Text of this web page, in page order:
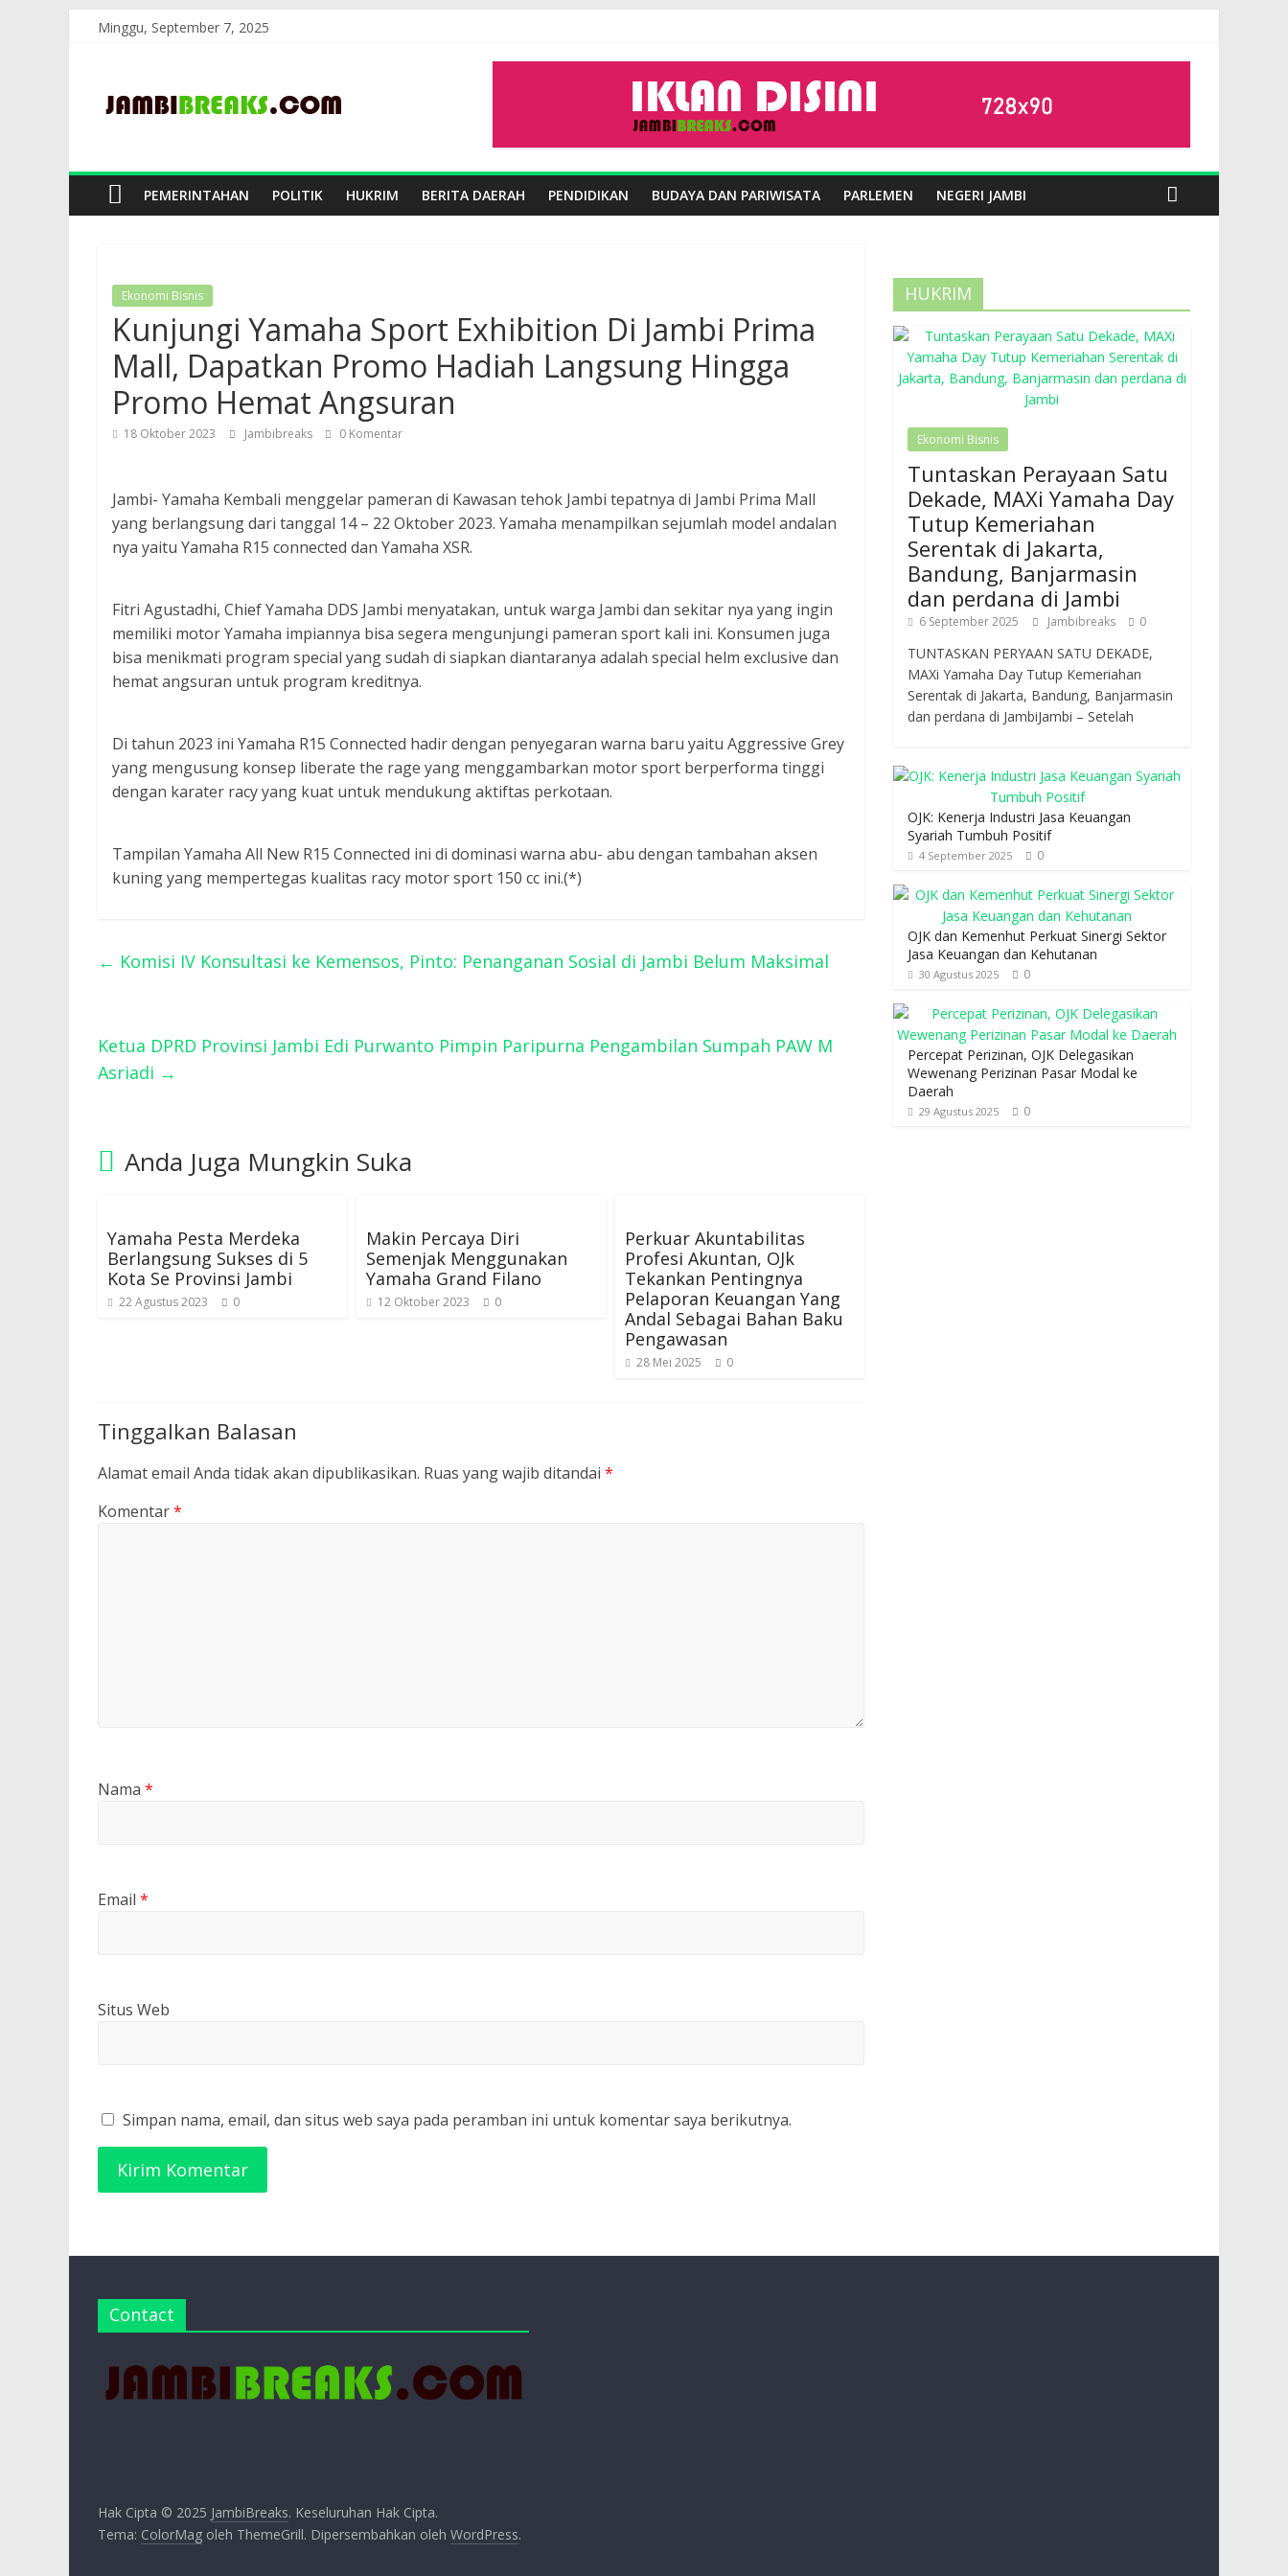
Minggu, September 7, 2025
JambiBreaks
PEMERINTAHAN POLITIK HUKRIM BERITA DAERAH PENDIDIKAN BUDAYA DAN PARIWISATA PARLEMEN NEGERI JAMBI
Ekonomi Bisnis
Kunjungi Yamaha Sport Exhibition Di Jambi Prima
Mall, Dapatkan Promo Hadiah Langsung Hingga
Promo Hemat Angsuran
18 Oktober 2023 Jambibreaks 0 Komentar
Jambi- Yamaha Kembali menggelar pameran di Kawasan tehok Jambi tepatnya di Jambi Prima Mall
yang berlangsung dari tanggal 14 – 22 Oktober 2023. Yamaha menampilkan sejumlah model andalan
nya yaitu Yamaha R15 connected dan Yamaha XSR.
Fitri Agustadhi, Chief Yamaha DDS Jambi menyatakan, untuk warga Jambi dan sekitar nya yang ingin
memiliki motor Yamaha impiannya bisa segera mengunjungi pameran sport kali ini. Konsumen juga
bisa menikmati program special yang sudah di siapkan diantaranya adalah special helm exclusive dan
hemat angsuran untuk program kreditnya.
Di tahun 2023 ini Yamaha R15 Connected hadir dengan penyegaran warna baru yaitu Aggressive Grey
yang mengusung konsep liberate the rage yang menggambarkan motor sport berperforma tinggi
dengan karater racy yang kuat untuk mendukung aktiftas perkotaan.
Tampilan Yamaha All New R15 Connected ini di dominasi warna abu- abu dengan tambahan aksen
kuning yang mempertegas kualitas racy motor sport 150 cc ini.(*)
← Komisi IV Konsultasi ke Kemensos, Pinto: Penanganan Sosial di Jambi Belum Maksimal
Ketua DPRD Provinsi Jambi Edi Purwanto Pimpin Paripurna Pengambilan Sumpah PAW M
Asriadi →
Anda Juga Mungkin Suka
Yamaha Pesta Merdeka
Berlangsung Sukses di 5
Kota Se Provinsi Jambi
22 Agustus 2023 0
Makin Percaya Diri
Semenjak Menggunakan
Yamaha Grand Filano
12 Oktober 2023 0
Perkuar Akuntabilitas
Profesi Akuntan, OJk
Tekankan Pentingnya
Pelaporan Keuangan Yang
Andal Sebagai Bahan Baku
Pengawasan
28 Mei 2025 0
Tinggalkan Balasan
Alamat email Anda tidak akan dipublikasikan. Ruas yang wajib ditandai *
Komentar*
Nama *
Email *
Situs Web
Simpan nama, email, dan situs web saya pada peramban ini untuk komentar saya berikutnya.
HUKRIM
Ekonomi Bisnis
Tuntaskan Perayaan Satu
Dekade, MAXi Yamaha Day
Tutup Kemeriahan
Serentak di Jakarta,
Bandung, Banjarmasin
dan perdana di Jambi
6 September 2025 Jambibreaks 0
TUNTASKAN PERYAAN SATU DEKADE,
MAXi Yamaha Day Tutup Kemeriahan
Serentak di Jakarta, Bandung, Banjarmasin
dan perdana di JambiJambi – Setelah
OJK: Kenerja Industri Jasa Keuangan
Syariah Tumbuh Positif
4 September 2025 0
OJK dan Kemenhut Perkuat Sinergi Sektor
Jasa Keuangan dan Kehutanan
30 Agustus 2025 0
Percepat Perizinan, OJK Delegasikan
Wewenang Perizinan Pasar Modal ke
Daerah
29 Agustus 2025 0
Contact
Hak Cipta © 2025 JambiBreaks. Keseluruhan Hak Cipta.
Tema: ColorMag oleh ThemeGrill. Dipersembahkan oleh WordPress.